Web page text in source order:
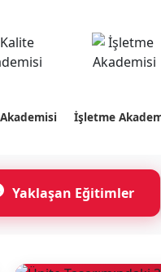
İşletme
Yaklaşan Eğitimler